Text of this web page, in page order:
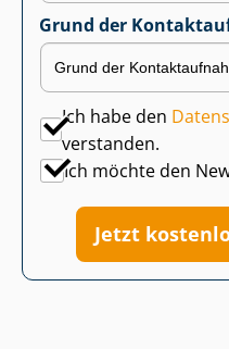
Grund der
Ich habe den
verstanden.
Ich möchte den
Jetzt